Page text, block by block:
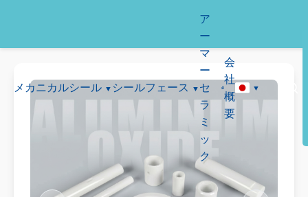
メカニカルシール シールフェース
ア
ー
マ
ー
セ
ラ
ミ
ッ
ク
会
社
概
要